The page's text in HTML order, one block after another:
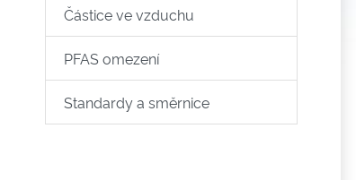
Částice ve vzduchu
PFAS omezení
Standardy a směrnice